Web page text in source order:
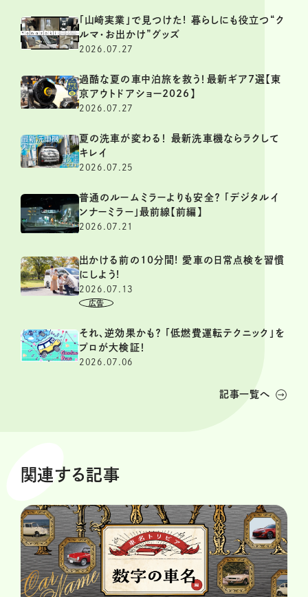
「山崎実業」で見つけた! 暮らしにも役立つ“ク
ルマ・お出かけ”グッズ
2026.07.27
過酷な夏の車中泊旅を救う！最新ギア7選【東
京アウトドアショー2026】
2026.07.27
夏の洗車が変わる！ 最新洗車機ならラクして
キレイ
2026.07.25
普通のルームミラーよりも安全？ 「デジタルイ
ンナーミラー」最前線【前編】
2026.07.21
出かける前の10分間! 愛車の日常点検を習慣
にしよう!
2026.07.13
それ、逆効果かも？ 「低燃費運転テクニック」を
プロが大検証！
2026.07.06
記事一覧へ
関連する記事